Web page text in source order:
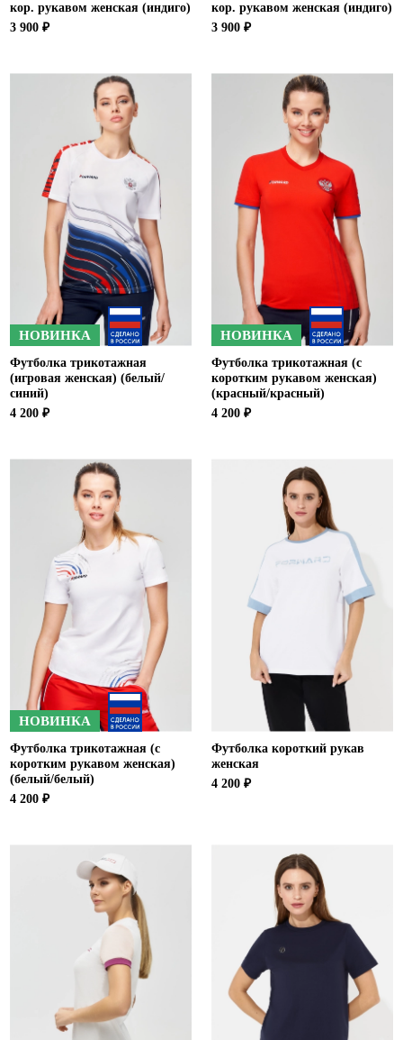
кор. рукавом женская (индиго)
3 900 ₽
кор. рукавом женская (индиго)
3 900 ₽
НОВИНКА
Футболка трикотажная
(игровая женская) (белый/
синий)
4 200 ₽
НОВИНКА
Футболка трикотажная (с
коротким рукавом женская)
(красный/красный)
4 200 ₽
НОВИНКА
Футболка трикотажная (с
коротким рукавом женская)
(белый/белый)
4 200 ₽
Футболка короткий рукав
женская
4 200 ₽